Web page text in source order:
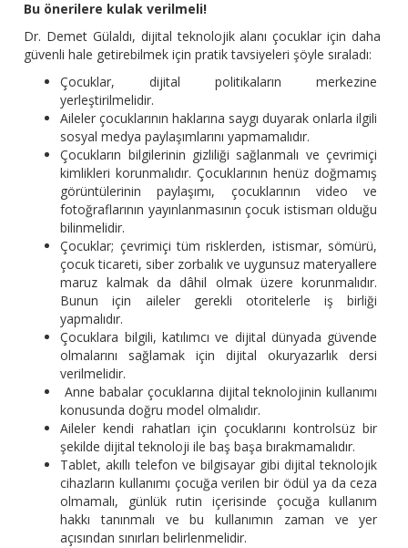
Bu önerilere kulak verilmeli!
Dr. Demet Gülaldı, dijital teknolojik alanı çocuklar için daha
güvenli hale getirebilmek için pratik tavsiyeleri şöyle sıraladı:
Çocuklar, dijital politikaların merkezine
yerleştirilmelidir.
Aileler çocuklarının haklarına saygı duyarak onlarla ilgili
sosyal medya paylaşımlarını yapmamalıdır.
Çocukların bilgilerinin gizliliği sağlanmalı ve çevrimiçi
kimlikleri korunmalıdır. Çocuklarının henüz doğmamış
görüntülerinin paylaşımı, çocuklarının video ve
fotoğraflarının yayınlanmasının çocuk istismarı olduğu
bilinmelidir.
Çocuklar; çevrimiçi tüm risklerden, istismar, sömürü,
çocuk ticareti, siber zorbalık ve uygunsuz materyallere
maruz kalmak da dâhil olmak üzere korunmalıdır.
Bunun için aileler gerekli otoritelerle iş birliği
yapmalıdır.
Çocuklara bilgili, katılımcı ve dijital dünyada güvende
olmalarını sağlamak için dijital okuryazarlık dersi
verilmelidir.
Anne babalar çocuklarına dijital teknolojinin kullanımı
konusunda doğru model olmalıdır.
Aileler kendi rahatları için çocuklarını kontrolsüz bir
şekilde dijital teknoloji ile baş başa bırakmamalıdır.
Tablet, akıllı telefon ve bilgisayar gibi dijital teknolojik
cihazların kullanımı çocuğa verilen bir ödül ya da ceza
olmamalı, günlük rutin içerisinde çocuğa kullanım
hakkı tanınmalı ve bu kullanımın zaman ve yer
açısından sınırları belirlenmelidir.